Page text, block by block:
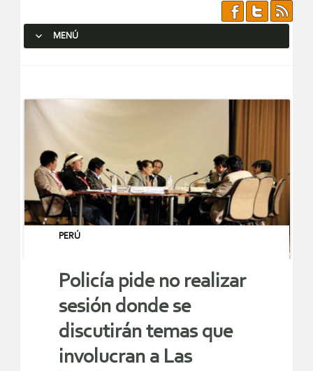
MENÚ
PERÚ
Policía pide no realizar
sesión donde se
discutirán temas que
involucran a Las